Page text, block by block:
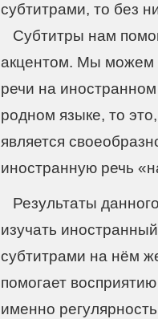
субтитрами, то без
Субтитры нам
акцентом. Мы можем
речи на
родном языке, то
является
иностранную речь
Результаты
изучать
субтитрами на нём
помогает
именно